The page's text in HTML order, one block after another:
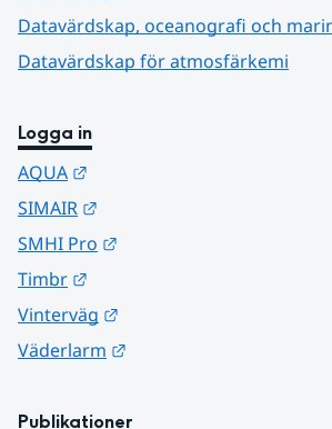
Datavärdskap, oceanografi och
Datavärdskap för atmosfärkemi
Logga in
AQUA
SIMAIR
SMHI Pro
Timbr
Vinterväg
Väderlarm
Publikationer